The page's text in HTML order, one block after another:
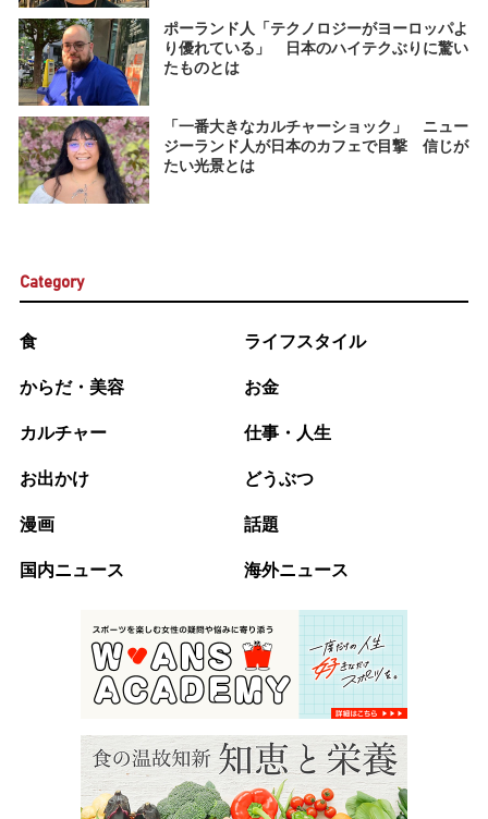
ポーランド人「テクノロジーがヨーロッパよ
り優れている」 日本のハイテクぶりに驚い
たものとは
「一番大きなカルチャーショック」 ニュー
ジーランド人が日本のカフェで目撃 信じが
たい光景とは
Category
食 ライフスタイル
からだ・美容 お金
カルチャー 仕事・人生
お出かけ どうぶつ
漫画 話題
国内ニュース 海外ニュース